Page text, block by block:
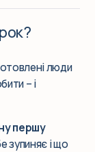
люди
– і
першу
зупиняє і що